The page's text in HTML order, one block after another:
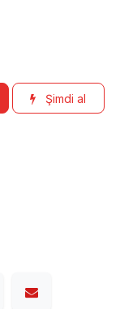
Şimdi al